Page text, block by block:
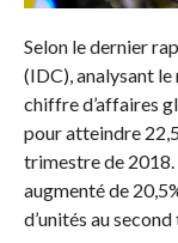
Selon le dernier
(IDC), analysant
chiffre d’affaires
pour atteindre
trimestre de 2018.
augmenté de
d’unités au